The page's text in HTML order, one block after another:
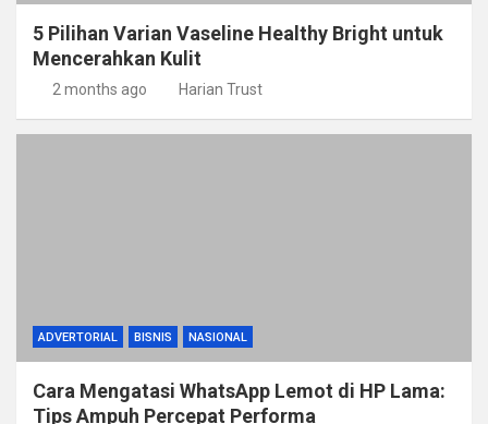
5 Pilihan Varian Vaseline Healthy Bright untuk
Mencerahkan Kulit
2 months ago Harian Trust
ADVERTORIAL BISNIS NASIONAL
Cara Mengatasi WhatsApp Lemot di HP Lama:
Tips Ampuh Percepat Performa